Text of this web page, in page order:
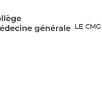
LE CMG